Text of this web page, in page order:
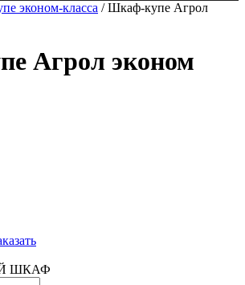
эконом-класса / Шкаф-купе Агрол
Агрол эконом
ШКАФ